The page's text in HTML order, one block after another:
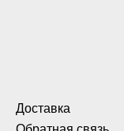
Доставка